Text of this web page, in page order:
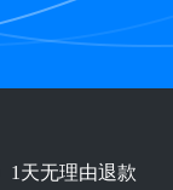
1天无理由退款